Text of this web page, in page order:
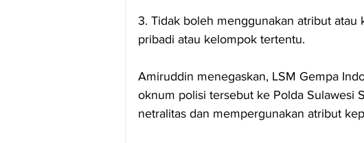
3. Tidak boleh menggunakan atribut
pribadi atau kelompok tertentu.
Amiruddin menegaskan, LSM Gempa
oknum polisi tersebut ke Polda Sulawesi
netralitas dan mempergunakan atribut